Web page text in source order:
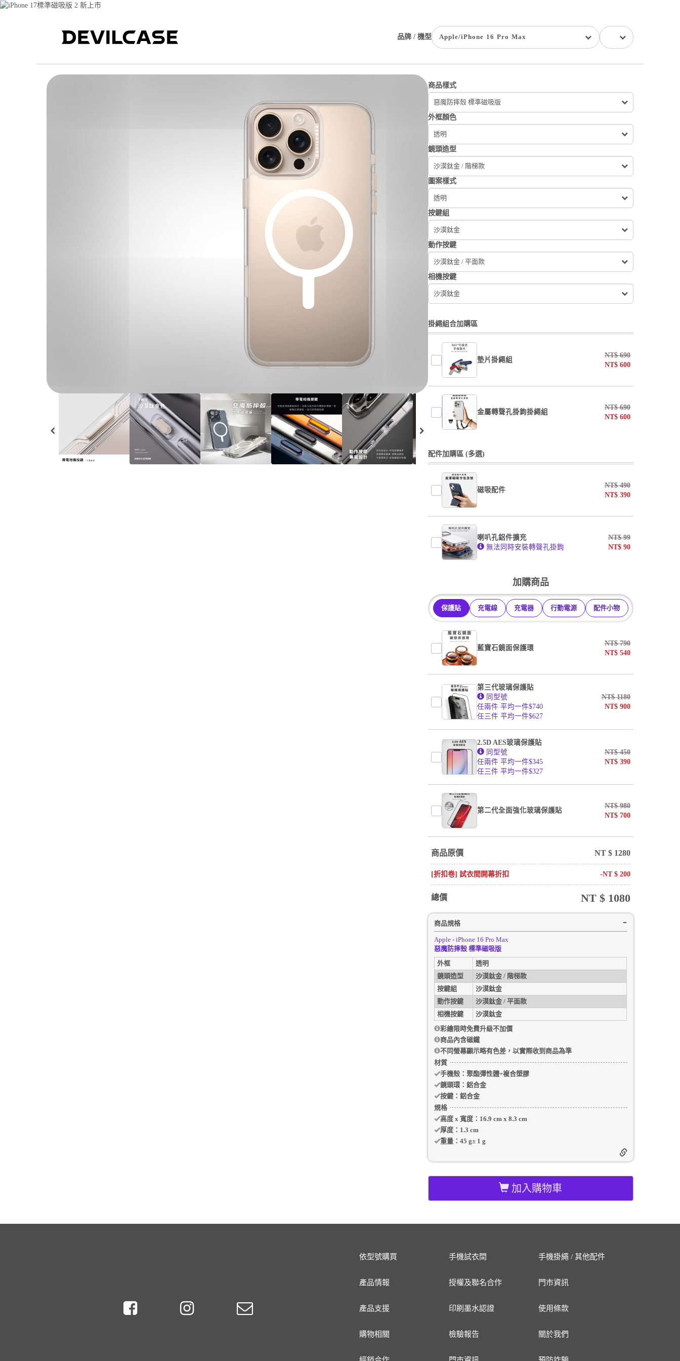
品牌 / 機型 Apple/iPhone 16 Pro Max
商品樣式
惡魔防摔殼 標準磁吸版
外框顏色
透明
鏡頭造型
沙漠鈦金 / 階梯款
圖案樣式
透明
按鍵組
沙漠鈦金
動作按鍵
沙漠鈦金 / 平面款
相機按鍵
沙漠鈦金
掛繩組合加購區
墊片掛繩組
NT$690
NT$ 600
掛繩
undefined / undefined
金屬轉聲孔掛鉤掛繩組
NT$690
NT$ 600
掛繩
undefined / undefined
配件加購區 (多選)
磁吸配件
NT$490
NT$ 390
喇叭孔鋁件擴充
無法同時安裝轉聲孔掛鉤
NT$99
NT$ 90
加購商品
保護貼 充電線 充電器 行動電源 配件小物
藍寶石鏡面保護環
NT$790
NT$ 540
第三代玻璃保護貼
同型號
任兩件 平均一件$740
任三件 平均一件$627
NT$1180
NT$ 900
2.5D AES玻璃保護貼
同型號
任兩件 平均一件$345
任三件 平均一件$327
NT$450
NT$ 390
第二代全面強化玻璃保護貼
NT$980
NT$ 700
商品原價 NT $ 1280
[折扣卷] 試衣間開幕折扣 -NT $ 200
總價 NT $ 1080
商品規格
Apple - iPhone 16 Pro Max
惡魔防摔殼 標準磁吸版
外框
透明
鏡頭造型
沙漠鈦金 / 階梯款
按鍵組
沙漠鈦金
動作按鍵
沙漠鈦金 / 平面款
相機按鍵
沙漠鈦金
彩繪限時免費升級不加價
商品內含磁鐵
不同螢幕顯示略有色差，以實際收到商品為準
材質
手機殼：聚酯彈性體+複合塑膠
鏡頭環： 鋁合金
按鍵： 鋁合金
規格
高度 x 寬度： 16.9 cm x 8.3 cm
厚度： 1.3 cm
重量： 45 g±1 g
加入購物車
依型號購買 手機試衣間 手機掛繩 / 其他配件
產品情報 授權及聯名合作 門市資訊
產品支援 印刷墨水認證 使用條款
購物相關 檢驗報告 關於我們